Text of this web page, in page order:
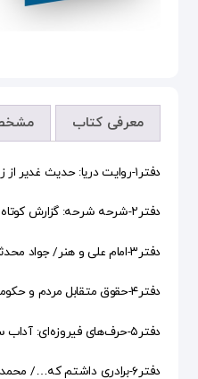
معرفی کتاب
دفتر۱-روایت دریا: حدیث غدیر از زبان امیرالمومنین(ع)/ محمد محمدیان
دفتر۲-شرحه شرحه: گزارش کوتاه امیرالمومنین از زندگی خویش/ محمد محمدیان
دفتر۳-امام علی و هنر/ جواد محدثی
دفتر۴-حقوق متقابل مردم و حکومت/ محمدحسن قدردان قراملکی
دفتر۵-حرف‌های فیروزه‌ای: آداب سخن در زندگی امیر سخن/ حسین سیدی ساروی
دفتر۶-برادری داشتم که…/ محمد محمدیان